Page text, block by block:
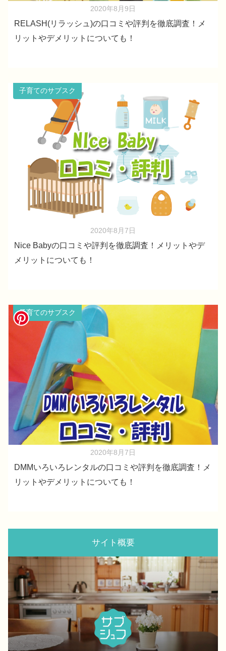
2020年8月9日
RELASH(リラッシュ)の口コミや評判を徹底調査！メ
リットやデメリットについても！
子育てのサブスク
2020年8月7日
Nice Babyの口コミや評判を徹底調査！メリットやデ
メリットについても！
子育てのサブスク
2020年8月7日
DMMいろいろレンタルの口コミや評判を徹底調査！メ
リットやデメリットについても！
サイト概要